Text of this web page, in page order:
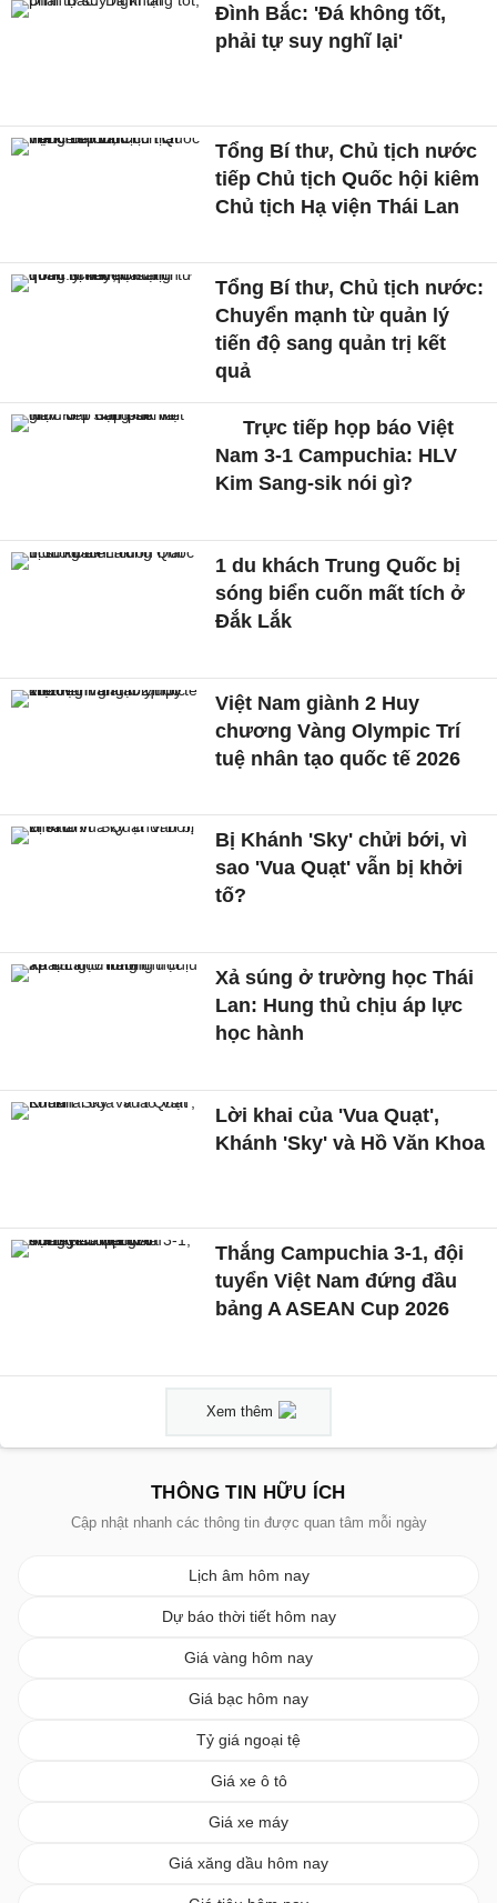
Đình Bắc: 'Đá không tốt,
phải tự suy nghĩ lại'
Tổng Bí thư, Chủ tịch nước
tiếp Chủ tịch Quốc hội kiêm
Chủ tịch Hạ viện Thái Lan
Tổng Bí thư, Chủ tịch nước:
Chuyển mạnh từ quản lý
tiến độ sang quản trị kết
quả
Trực tiếp họp báo Việt
Nam 3-1 Campuchia: HLV
Kim Sang-sik nói gì?
1 du khách Trung Quốc bị
sóng biển cuốn mất tích ở
Đắk Lắk
Việt Nam giành 2 Huy
chương Vàng Olympic Trí
tuệ nhân tạo quốc tế 2026
Bị Khánh 'Sky' chửi bới, vì
sao 'Vua Quạt' vẫn bị khởi
tố?
Xả súng ở trường học Thái
Lan: Hung thủ chịu áp lực
học hành
Lời khai của 'Vua Quạt',
Khánh 'Sky' và Hồ Văn Khoa
Thắng Campuchia 3-1, đội
tuyển Việt Nam đứng đầu
bảng A ASEAN Cup 2026
Xem thêm
THÔNG TIN HỮU ÍCH
Cập nhật nhanh các thông tin được quan tâm mỗi ngày
Lịch âm hôm nay
Dự báo thời tiết hôm nay
Giá vàng hôm nay
Giá bạc hôm nay
Tỷ giá ngoại tệ
Giá xe ô tô
Giá xe máy
Giá xăng dầu hôm nay